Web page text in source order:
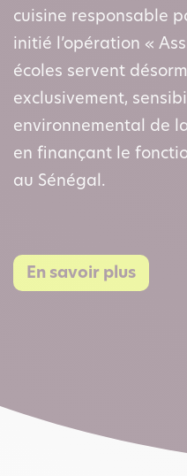
cuisine responsable
initié l’opération «
écoles servent
exclusivement,
environnemental de
en finançant le
au Sénégal.
En savoir plus